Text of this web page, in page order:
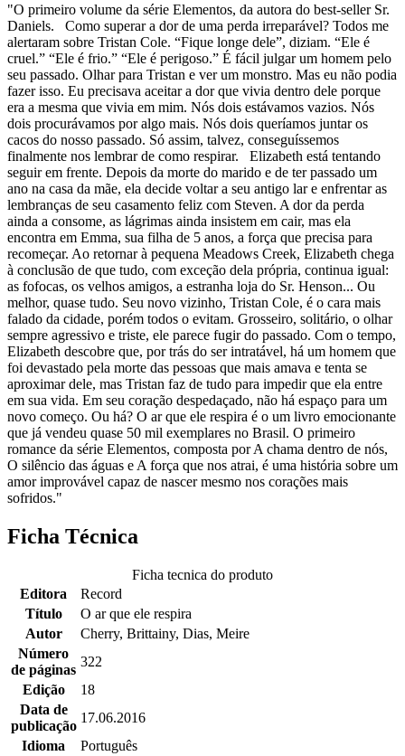
"O primeiro volume da série Elementos, da autora do best-seller Sr.
Daniels. Como superar a dor de uma perda irreparável? Todos me
alertaram sobre Tristan Cole. “Fique longe dele”, diziam. “Ele é
cruel.” “Ele é frio.” “Ele é perigoso.” É fácil julgar um homem pelo
seu passado. Olhar para Tristan e ver um monstro. Mas eu não podia
fazer isso. Eu precisava aceitar a dor que vivia dentro dele porque
era a mesma que vivia em mim. Nós dois estávamos vazios. Nós
dois procurávamos por algo mais. Nós dois queríamos juntar os
cacos do nosso passado. Só assim, talvez, conseguíssemos
finalmente nos lembrar de como respirar. Elizabeth está tentando
seguir em frente. Depois da morte do marido e de ter passado um
ano na casa da mãe, ela decide voltar a seu antigo lar e enfrentar as
lembranças de seu casamento feliz com Steven. A dor da perda
ainda a consome, as lágrimas ainda insistem em cair, mas ela
encontra em Emma, sua filha de 5 anos, a força que precisa para
recomeçar. Ao retornar à pequena Meadows Creek, Elizabeth chega
à conclusão de que tudo, com exceção dela própria, continua igual:
as fofocas, os velhos amigos, a estranha loja do Sr. Henson... Ou
melhor, quase tudo. Seu novo vizinho, Tristan Cole, é o cara mais
falado da cidade, porém todos o evitam. Grosseiro, solitário, o olhar
sempre agressivo e triste, ele parece fugir do passado. Com o tempo,
Elizabeth descobre que, por trás do ser intratável, há um homem que
foi devastado pela morte das pessoas que mais amava e tenta se
aproximar dele, mas Tristan faz de tudo para impedir que ela entre
em sua vida. Em seu coração despedaçado, não há espaço para um
novo começo. Ou há? O ar que ele respira é o um livro emocionante
que já vendeu quase 50 mil exemplares no Brasil. O primeiro
romance da série Elementos, composta por A chama dentro de nós,
O silêncio das águas e A força que nos atrai, é uma história sobre um
amor improvável capaz de nascer mesmo nos corações mais
sofridos."
Ficha Técnica
Ficha tecnica do produto
Editora
Record
Título
O ar que ele respira
Autor
Cherry, Brittainy, Dias, Meire
Número
de páginas
322
Edição
18
Data de
publicação
17.06.2016
Idioma
Português